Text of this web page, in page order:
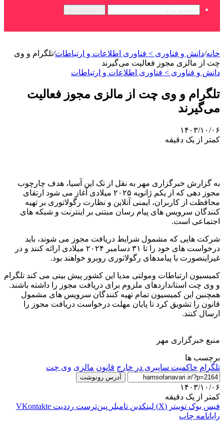
خانه/دانش و فناوری > فناوری اطلاعات و ارتباطات/تلگرام و وی
چت از مالزی مجوز فعالیت می‌گیرند
دانش و فناوری > فناوری اطلاعات و ارتباطات
تلگرام و وی چت از مالزی مجوز فعالیت
می‌گیرند
۱۴۰۳/۱۰/۰۶
کمتر از یک دقیقه
به گزارش خبرگزاری مهر به نقل از تک این آسیا، هدف چارچوب
مجوز دهی که از یکم ژانویه ۲۰۲۵ میلادی آغاز می شود ارتقای
محافظت از کاربران، ایمنی آنلاین و نظارت رگولاتوری بر تهیه
کنندگان سرویس های پیام رسان مبتنی بر اینترنت و شبکه های
اجتماعی است.
شرکت هایی که مشمول شرایط دریافت مجوز می شوند، باید
درخواست های خود را تا ۳۱ دسامبر ۲۰۲۴ میلادی ارائه کنند و در
غیراینصورت با پیامدهای رگولاتوری روبرو خواهند بود.
کمیسیون ارتباطات ومولتی مدیا این کشور پیش بینی می کند تلگرام
و وی چت استانداردهای ملزوم برای دریافت مجوز را داشته باشند.
همچنین این کمیسیون تمام تهیه کنندگان سرویس های مشمول
قانون را تشویق کرد تا پایان مهلت درخواست دریافت مجوز را
ارسال کنند.
منبع خبرگزاری مهر
برچسب ها
تلگرام حاکمیت سایبری در خارج قانون مالزی وی چت
آدرس رونوشت
۱۴۰۳/۱۰/۰۶
کمتر از یک دقیقه
فیس بوک توییتر (X) لینکدین ‫تامبلر ‫پین‌ترست ‫رددیت ‫VKontakte
رایانامه چاپ